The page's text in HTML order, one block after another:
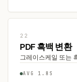
22
PDF 흑백 변환
그레이스케일 또는
AVG 1.8S